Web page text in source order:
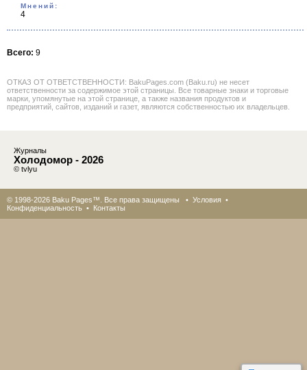
Мнений:
4
Всего: 9
ОТКАЗ ОТ ОТВЕТСТВЕННОСТИ: BakuPages.com (Baku.ru) не несет
ответственности за содержимое этой страницы. Все товарные знаки и торговые
марки, упомянутые на этой странице, а также названия продуктов и
предприятий, сайтов, изданий и газет, являются собственностью их владельцев.
Журналы
Холодомор - 2026
© tvlyu
© 1998-2026 Baku Pages™. Все права защищены • Условия •
Конфиденциальность • Контакты